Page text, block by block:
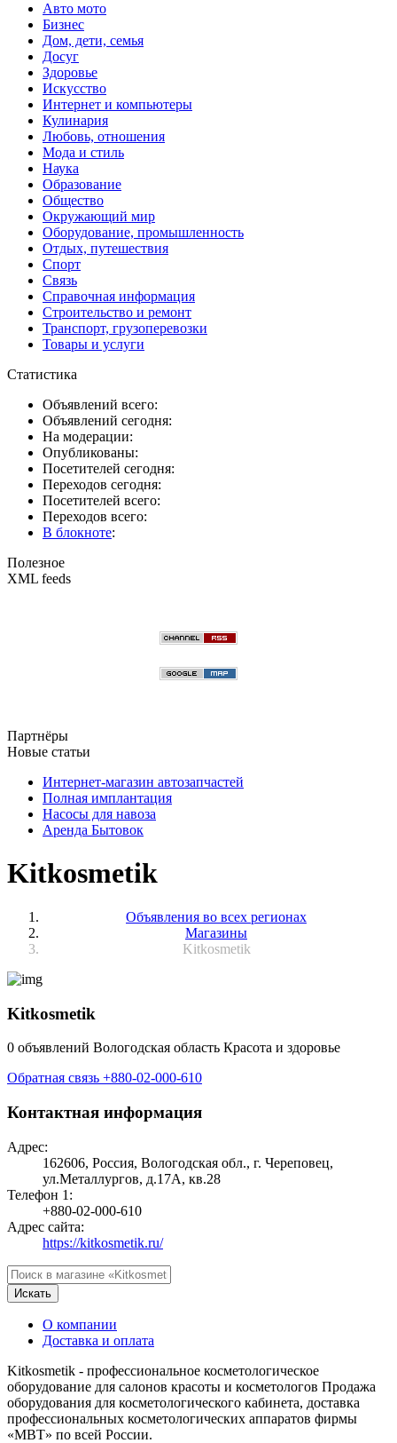
Авто мото
Бизнес
Дом, дети, семья
Досуг
Здоровье
Искусство
Интернет и компьютеры
Кулинария
Любовь, отношения
Мода и стиль
Наука
Образование
Общество
Окружающий мир
Оборудование, промышленность
Отдых, путешествия
Спорт
Связь
Справочная информация
Строительство и ремонт
Транспорт, грузоперевозки
Товары и услуги
Статистика
Объявлений всего:
Объявлений сегодня:
На модерации:
Опубликованы:
Посетителей сегодня:
Переходов сегодня:
Посетителей всего:
Переходов всего:
В блокноте:
Полезное
XML feeds
Партнёры
Новые статьи
Интернет-магазин автозапчастей
Полная имплантация
Насосы для навоза
Аренда Бытовок
Kitkosmetik
Объявления во всех регионах
Магазины
Kitkosmetik
Kitkosmetik
0 объявлений Вологодская область Красота и здоровье
Обратная связь +880-02-000-610
Контактная информация
Адрес:
162606, Россия, Вологодская обл., г. Череповец,
ул.Металлургов, д.17А, кв.28
Телефон 1:
+880-02-000-610
Адрес сайта:
https://kitkosmetik.ru/
Искать
О компании
Доставка и оплата
Kitkosmetik - профессиональное косметологическое
оборудование для салонов красоты и косметологов Продажа
оборудования для косметологического кабинета, доставка
профессиональных косметологических аппаратов фирмы
«MBT» по всей России.